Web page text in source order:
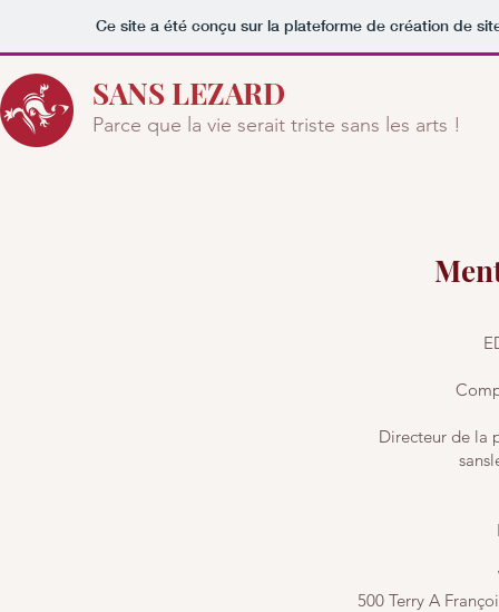
Ce site a été conçu sur la plateforme de création de
SANS LEZARD
Parce que la vie serait triste sans les arts !
Directeur de la
500 Terry A